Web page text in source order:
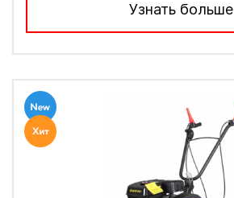
Узнать больше